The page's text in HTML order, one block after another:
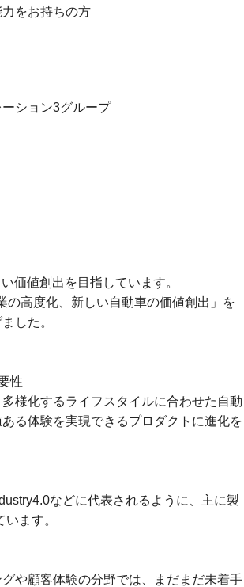
をお持ちの方
ション3グループ
価値創出を目指しています。
高度化、新しい自動車の価値創出」を
した。
性
様化するライフスタイルに合わせた自動
る体験を実現できるプロダクトに進化を
などに代表されるように、主に製
ます。
や顧客体験の分野では、まだまだ未着手